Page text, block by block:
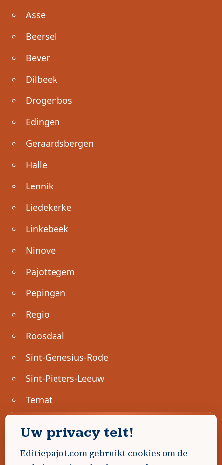
Asse
Beersel
Bever
Dilbeek
Drogenbos
Edingen
Geraardsbergen
Halle
Lennik
Liedekerke
Linkebeek
Ninove
Pajottegem
Pepingen
Regio
Roosdaal
Sint-Genesius-Rode
Sint-Pieters-Leeuw
Ternat
Geen advertenties gevonden.
Uw privacy telt!
Editiepajot.com gebruikt cookies om de